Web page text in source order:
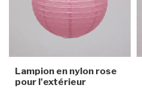
Lampion en nylon rose
pour l'extérieur